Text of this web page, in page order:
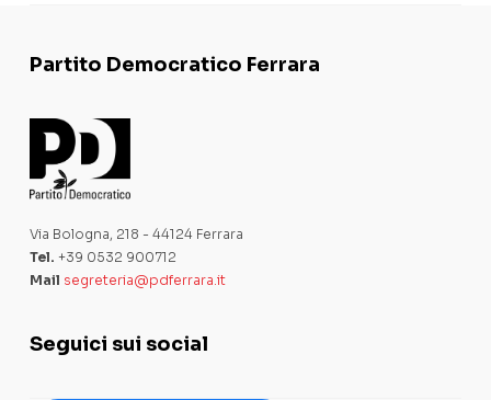
Partito Democratico Ferrara
Via Bologna, 218 - 44124 Ferrara
Tel. +39 0532 900712
Mail segreteria@pdferrara.it
Seguici sui social